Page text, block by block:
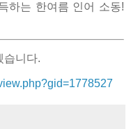
하는 한여름 인어 소동!
습니다.